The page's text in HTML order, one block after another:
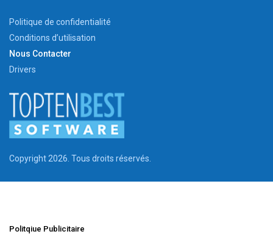
Copyright 2026. Tous droits réservés.
Politique de confidentialité
Conditions d’utilisation
Nous Contacter
Drivers
Politqiue Publicitaire